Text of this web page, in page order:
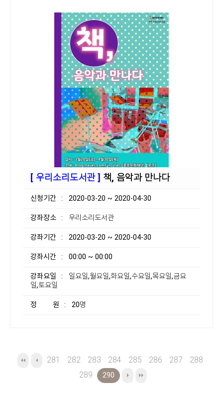
[ 우리소리도서관 ] 책, 음악과 만나다
신청기간 : 2020-03-20 ~ 2020-04-30
강좌장소 : 우리소리도서관
강좌기간 : 2020-03-20 ~ 2020-04-30
강좌시간 : 00:00 ~ 00:00
강좌요일
: 일요일,월요일,화요일,수요일,목요일,금요
일,토요일
정 원 : 20명
281 282 283 284 285 286 287
288
289
290